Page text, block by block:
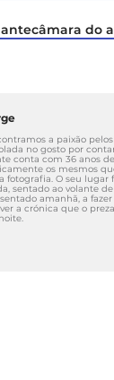
do
a paixão pelos
no gosto por
conta com 36 anos de
os mesmos
fotografia. O seu lugar
sentado ao volante
amanhã, a
a crónica que o